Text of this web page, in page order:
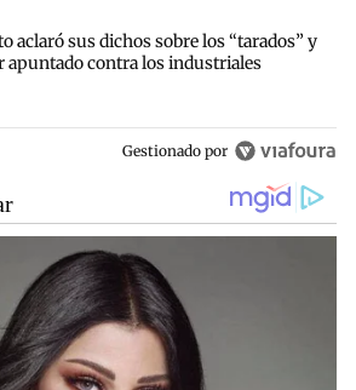
con el título "Luis Caputo aclaró sus
aclaró sus dichos sobre los “tarados” y
apuntado contra los industriales
Gestionado por